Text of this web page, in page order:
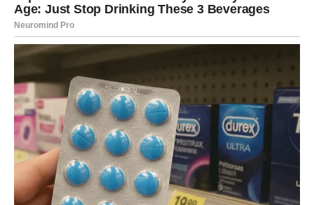
RAK
Rakovi konačno ulaze u period mira. Nakon mnogo
emotivnih uspona i padova, dolazi vrijeme kada srce
može da predahne.
Zauzeti Rakovi osjećaju veću povezanost sa partnerom,
dok slobodni mogu upoznati osobu koja im vraća vjeru u
ljubav. Pred vama je period topline, razumijevanja i
nježnih emocija.